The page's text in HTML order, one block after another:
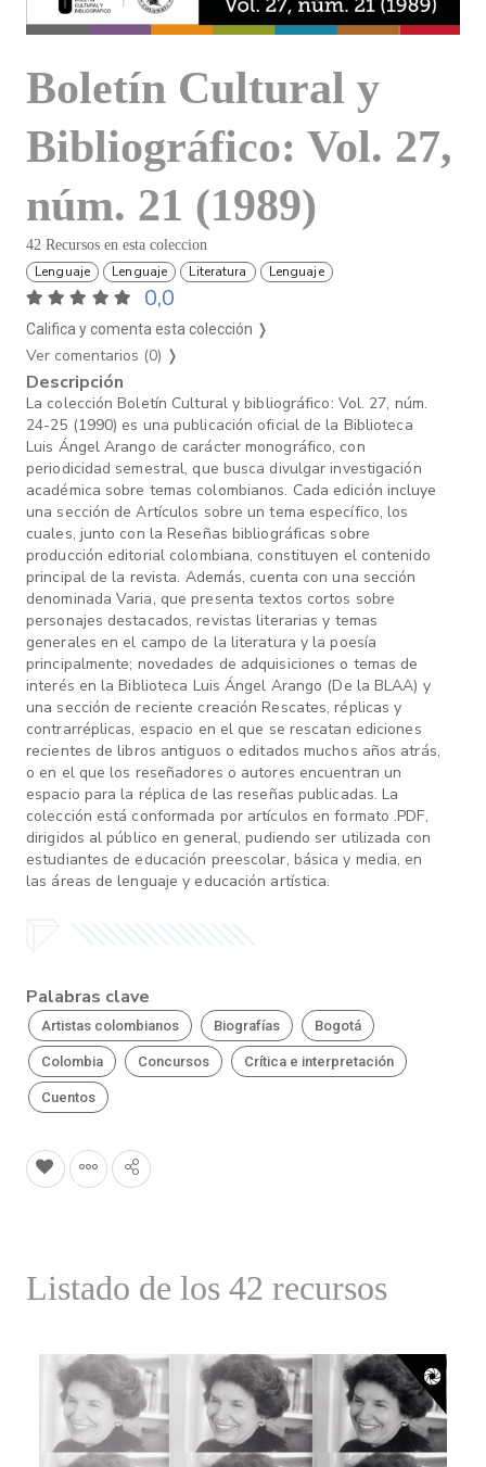
Boletín Cultural y
Bibliográfico: Vol. 27,
núm. 21 (1989)
42 Recursos en esta coleccion
Lenguaje Lenguaje Literatura Lenguaje
0,0
Califica y comenta esta colección ❭
Ver comentarios (0) ❭
Descripción
La colección Boletín Cultural y bibliográfico: Vol. 27, núm.
24-25 (1990) es una publicación oficial de la Biblioteca
Luis Ángel Arango de carácter monográfico, con
periodicidad semestral, que busca divulgar investigación
académica sobre temas colombianos. Cada edición incluye
una sección de Artículos sobre un tema específico, los
cuales, junto con la Reseñas bibliográficas sobre
producción editorial colombiana, constituyen el contenido
principal de la revista. Además, cuenta con una sección
denominada Varia, que presenta textos cortos sobre
personajes destacados, revistas literarias y temas
generales en el campo de la literatura y la poesía
principalmente; novedades de adquisiciones o temas de
interés en la Biblioteca Luis Ángel Arango (De la BLAA) y
una sección de reciente creación Rescates, réplicas y
contrarréplicas, espacio en el que se rescatan ediciones
recientes de libros antiguos o editados muchos años atrás,
o en el que los reseñadores o autores encuentran un
espacio para la réplica de las reseñas publicadas. La
colección está conformada por artículos en formato .PDF,
dirigidos al público en general, pudiendo ser utilizada con
estudiantes de educación preescolar, básica y media, en
las áreas de lenguaje y educación artística.
Palabras clave
Artistas colombianos Biografías Bogotá
Colombia Concursos Crítica e interpretación
Cuentos
Listado de los 42 recursos